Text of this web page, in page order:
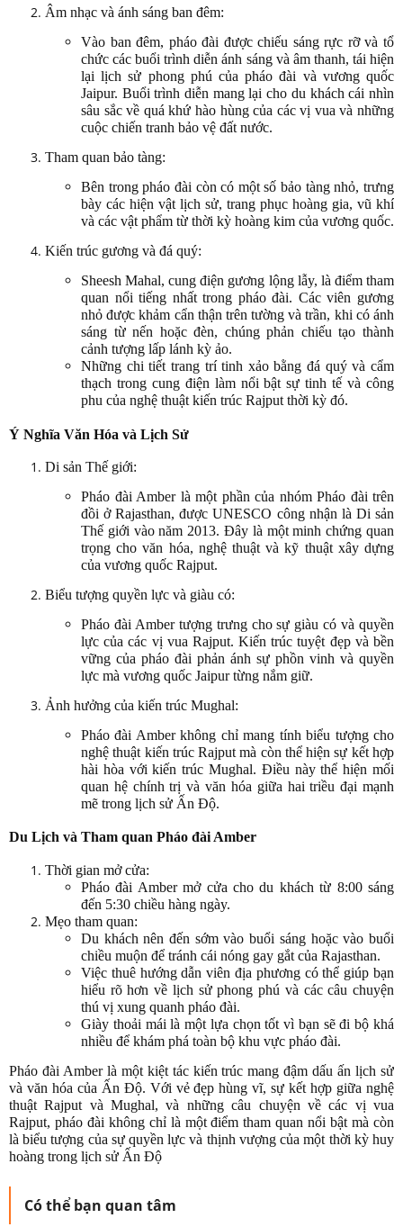
Âm nhạc và ánh sáng ban đêm:
Vào ban đêm, pháo đài được chiếu sáng rực rỡ và tổ
chức các buổi trình diễn ánh sáng và âm thanh, tái hiện
lại lịch sử phong phú của pháo đài và vương quốc
Jaipur. Buổi trình diễn mang lại cho du khách cái nhìn
sâu sắc về quá khứ hào hùng của các vị vua và những
cuộc chiến tranh bảo vệ đất nước.
Tham quan bảo tàng:
Bên trong pháo đài còn có một số bảo tàng nhỏ, trưng
bày các hiện vật lịch sử, trang phục hoàng gia, vũ khí
và các vật phẩm từ thời kỳ hoàng kim của vương quốc.
Kiến trúc gương và đá quý:
Sheesh Mahal, cung điện gương lộng lẫy, là điểm tham
quan nổi tiếng nhất trong pháo đài. Các viên gương
nhỏ được khảm cẩn thận trên tường và trần, khi có ánh
sáng từ nến hoặc đèn, chúng phản chiếu tạo thành
cảnh tượng lấp lánh kỳ ảo.
Những chi tiết trang trí tinh xảo bằng đá quý và cẩm
thạch trong cung điện làm nổi bật sự tinh tế và công
phu của nghệ thuật kiến trúc Rajput thời kỳ đó.
Ý Nghĩa Văn Hóa và Lịch Sử
Di sản Thế giới:
Pháo đài Amber là một phần của nhóm Pháo đài trên
đồi ở Rajasthan, được UNESCO công nhận là Di sản
Thế giới vào năm 2013. Đây là một minh chứng quan
trọng cho văn hóa, nghệ thuật và kỹ thuật xây dựng
của vương quốc Rajput.
Biểu tượng quyền lực và giàu có:
Pháo đài Amber tượng trưng cho sự giàu có và quyền
lực của các vị vua Rajput. Kiến trúc tuyệt đẹp và bền
vững của pháo đài phản ánh sự phồn vinh và quyền
lực mà vương quốc Jaipur từng nắm giữ.
Ảnh hưởng của kiến trúc Mughal:
Pháo đài Amber không chỉ mang tính biểu tượng cho
nghệ thuật kiến trúc Rajput mà còn thể hiện sự kết hợp
hài hòa với kiến trúc Mughal. Điều này thể hiện mối
quan hệ chính trị và văn hóa giữa hai triều đại mạnh
mẽ trong lịch sử Ấn Độ.
Du Lịch và Tham quan Pháo đài Amber
Thời gian mở cửa:
Pháo đài Amber mở cửa cho du khách từ 8:00 sáng
đến 5:30 chiều hàng ngày.
Mẹo tham quan:
Du khách nên đến sớm vào buổi sáng hoặc vào buổi
chiều muộn để tránh cái nóng gay gắt của Rajasthan.
Việc thuê hướng dẫn viên địa phương có thể giúp bạn
hiểu rõ hơn về lịch sử phong phú và các câu chuyện
thú vị xung quanh pháo đài.
Giày thoải mái là một lựa chọn tốt vì bạn sẽ đi bộ khá
nhiều để khám phá toàn bộ khu vực pháo đài.
Pháo đài Amber là một kiệt tác kiến trúc mang đậm dấu ấn lịch sử
và văn hóa của Ấn Độ. Với vẻ đẹp hùng vĩ, sự kết hợp giữa nghệ
thuật Rajput và Mughal, và những câu chuyện về các vị vua
Rajput, pháo đài không chỉ là một điểm tham quan nổi bật mà còn
là biểu tượng của sự quyền lực và thịnh vượng của một thời kỳ huy
hoàng trong lịch sử Ấn Độ
Có thể bạn quan tâm